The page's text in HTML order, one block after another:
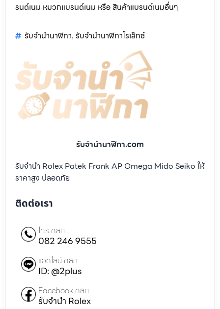
รนด์เนม หมวกแบรนด์เนม หรือ สินค้าแบรนด์เนมอื่นๆ
รับจำนำนาฬิกา, รับจำนำนาฬิกาโรเล็กซ์
รับจํานํานาฬิกา.com
รับจำนำ Rolex Patek Frank AP Omega Mido Seiko ให้
ราคาสูง ปลอดภัย
ติดต่อเรา
โทร คลิก
082 246 9555
แอดไลน์ คลิก
ID: @2plus
Facebook คลิก
รับจำนำ Rolex